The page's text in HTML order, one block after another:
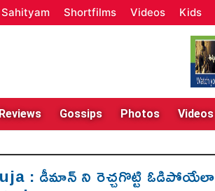
Sahityam Shortfilms Videos Kids
Gossips Photos Videos
: డీమాన్ ని రెచ్చగొట్టి‌ ఓడిపోయేలా